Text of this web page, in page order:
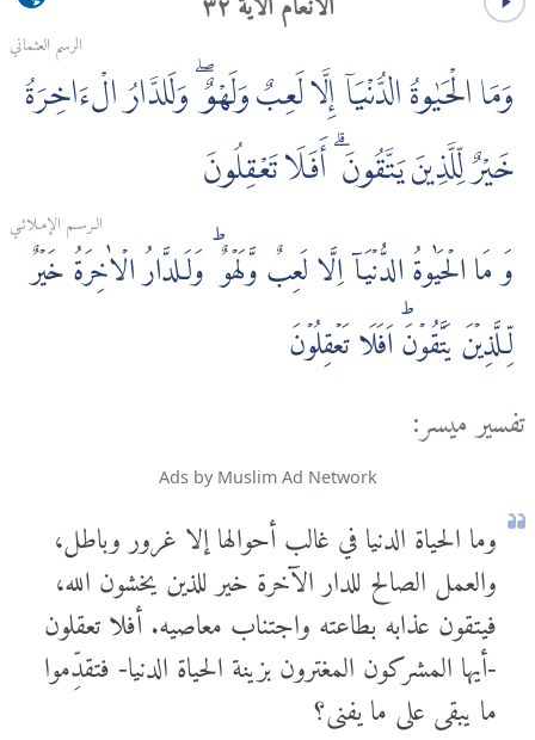
الرسم العثماني
وَمَا الْحَيٰوةُ الدُّنْيَآ إِلَّا لَعِبٌ وَلَهْوٌ ۖ وَلَلدَّارُ الْءَاخِرَةُ
خَيْرٌ لِّلَّذِينَ يَتَّقُونَ ۗ أَفَلَا تَعْقِلُونَ
الـرسـم الإمـلائـي
وَ مَا الۡحَيٰوةُ الدُّنۡيَاۤ اِلَّا لَعِبٌ وَّلَهۡوٌ‌ ؕ وَلَـلدَّارُ الۡاٰخِرَةُ خَيۡرٌ
لِّـلَّذِيۡنَ يَتَّقُوۡنَ‌ؕ اَفَلَا تَعۡقِلُوۡنَ
تفسير ميسر:
Ads by Muslim Ad Network
وما الحياة الدنيا في غالب أحوالها إلا غرور وباطل،
والعمل الصالح للدار الآخرة خير للذين يخشون الله،
فيتقون عذابه بطاعته واجتناب معاصيه. أفلا تعقلون
-أيها المشركون المغترون بزينة الحياة الدنيا- فتقدِّموا
ما يبقى على ما يفنى؟